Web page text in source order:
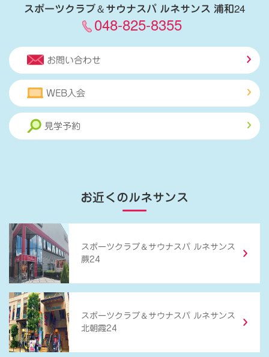
スポーツクラブ＆サウナスパ ルネサンス 浦和24
048-825-8355
お問い合わせ
WEB入会
見学予約
お近くのルネサンス
スポーツクラブ ＆ サウナスパ ルネサンス
蕨24
スポーツクラブ ＆ サウナスパ ルネサンス
北朝霞24